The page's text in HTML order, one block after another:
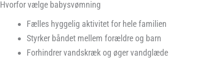
Hvorfor vælge babysvømning
Fælles hyggelig aktivitet for hele familien
Styrker båndet mellem forældre og barn
Forhindrer vandskræk og øger vandglæde